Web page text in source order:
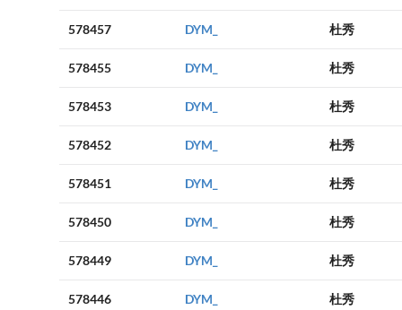
578457 DYM_ 杜秀
578455 DYM_ 杜秀
578453 DYM_ 杜秀
578452 DYM_ 杜秀
578451 DYM_ 杜秀
578450 DYM_ 杜秀
578449 DYM_ 杜秀
578446 DYM_ 杜秀